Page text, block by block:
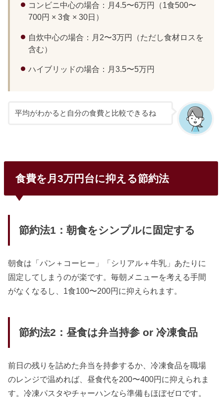
コンビニ中心の場合：月4.5〜6万円（1食500〜
700円 × 3食 × 30日）
自炊中心の場合：月2〜3万円（ただし食材ロスを
含む）
ハイブリッドの場合：月3.5〜5万円
平均がわかると自分の食費と比較できるね
食費を月3万円台に抑える節約法
節約法1：朝食をシンプルに固定する
朝食は「パン＋コーヒー」「シリアル＋牛乳」あたりに
固定してしまうのが楽です。毎朝メニューを考える手間
がなくなるし、1食100〜200円に抑えられます。
節約法2：昼食は弁当持参 or 冷凍食品
前日の残りを詰めた弁当を持参するか、冷凍食品を職場
のレンジで温めれば、昼食代を200〜400円に抑えられま
す。冷凍パスタやチャーハンなら準備もほぼゼロです。